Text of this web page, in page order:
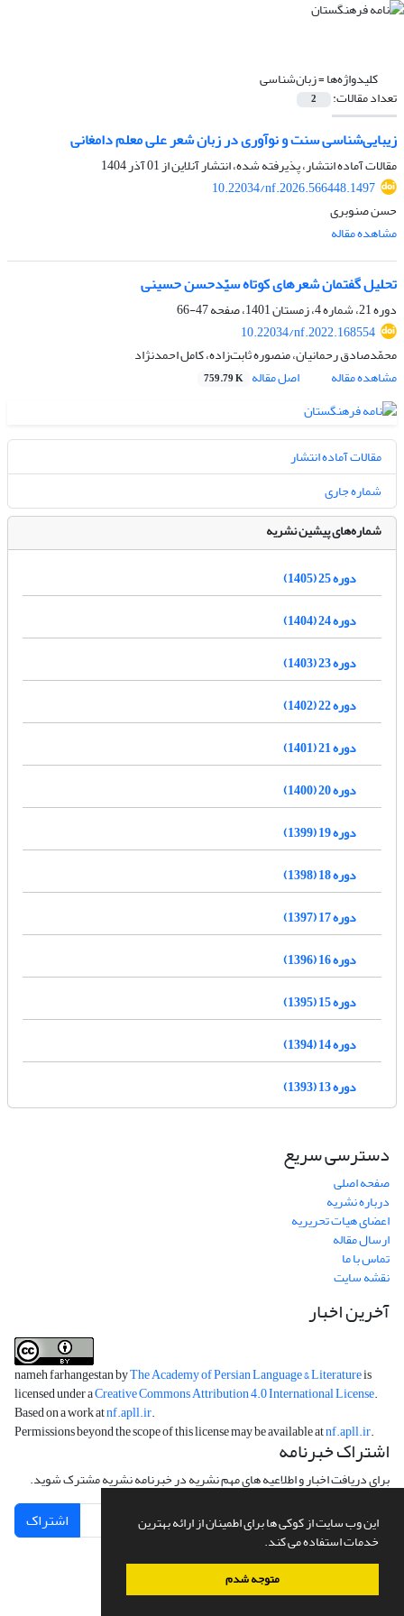
این وب سایت از کوکی ها برای اطمینان از ارائه بهترین
خدمات استفاده می کند.
متوجه شدم
کلیدواژه‌ها =زبان‌شناسی
تعداد مقالات: 2
زیبایی‌شناسی سنت و نوآوری در زبان شعر علی معلم دامغانی
مقالات آماده انتشار، پذیرفته شده، انتشار آنلاین از01 آذر 1404
10.22034/nf.2026.566448.1497
حسن صنوبری
مشاهده مقاله
تحلیل گفتمان شعرهای کوتاه سیّدحسن حسینی
دوره 21، شماره 4، زمستان 1401، صفحه
47-66
10.22034/nf.2022.168554
محمّدصادق رحمانیان، منصوره ثابت‌زاده، کامل احمدنژاد
مشاهده مقاله
اصل مقاله 759.79 K
مقالات آماده انتشار
شماره جاری
شماره‌های پیشین نشریه
دوره 25 (1405)
دوره 24 (1404)
دوره 23 (1403)
دوره 22 (1402)
دوره 21 (1401)
دوره 20 (1400)
دوره 19 (1399)
دوره 18 (1398)
دوره 17 (1397)
دوره 16 (1396)
دوره 15 (1395)
دوره 14 (1394)
دوره 13 (1393)
دسترسی سریع
صفحه اصلی
درباره نشریه
اعضای هیات تحریریه
ارسال مقاله
تماس با ما
نقشه سایت
آخرین اخبار
nameh farhangestan byThe Academy of Persian Language & Literatureis
licensed under aCreative Commons Attribution 4.0 International License.
Based on a work atnf.apll.ir.
Permissions beyond the scope of this license may be available atnf.apll.ir.
اشتراک خبرنامه
برای دریافت اخبار و اطلاعیه های مهم نشریه در خبرنامه نشریه مشترک شوید.
اشتراک
سامانه مدیریت نشریات علمی.طراحی و پیاده سازی ازسیناوب